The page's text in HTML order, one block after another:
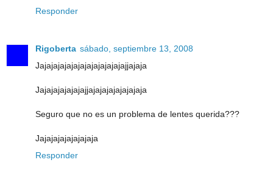
Responder
Rigoberta sábado, septiembre 13, 2008
Jajajajajajajajajajajajajajjajaja
Jajajajajajajajjajajajajajajajaja
Seguro que no es un problema de lentes querida???
Jajajajajajajajaja
Responder